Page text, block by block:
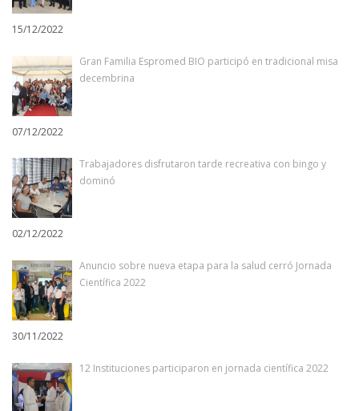
15/12/2022
Gran Familia Espromed BIO participó en tradicional misa
decembrina
07/12/2022
Trabajadores disfrutaron tarde recreativa con bingo y
dominó
02/12/2022
Anuncio sobre nueva etapa para la salud cerró Jornada
Científica 2022
30/11/2022
12 Instituciones participaron en jornada científica 2022